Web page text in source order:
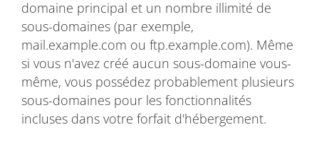
domaine principal et un nombre illimité de
sous-domaines (par exemple,
mail.example.com ou ftp.example.com). Même
si vous n'avez créé aucun sous-domaine vous-
même, vous possédez probablement plusieurs
sous-domaines pour les fonctionnalités
incluses dans votre forfait d'hébergement.